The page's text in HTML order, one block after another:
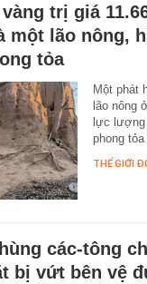
trị giá
một lão nông,
tỏa
Một phát
lão nông
lực
phong
THẾ GIỚI
các-tông
bị vứt bên vệ